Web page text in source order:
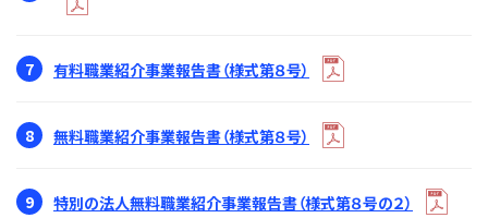
7 有料職業紹介事業報告書（様式第８号）
8 無料職業紹介事業報告書（様式第８号）
9 特別の法人無料職業紹介事業報告書（様式第８号の２）